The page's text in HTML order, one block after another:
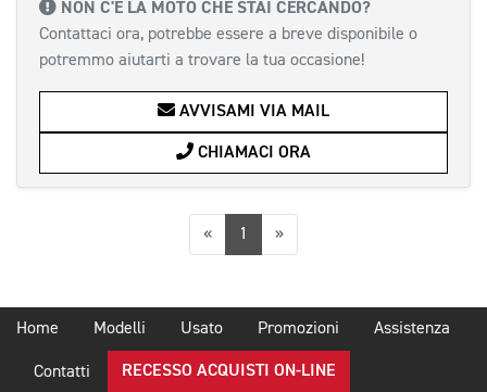
NON C'È LA MOTO CHE STAI CERCANDO?
Contattaci ora, potrebbe essere a breve disponibile o
potremmo aiutarti a trovare la tua occasione!
AVVISAMI VIA MAIL
CHIAMACI ORA
«Precedente
1 »Successiva
Home Modelli Usato Promozioni Assistenza
Contatti RECESSO ACQUISTI ON-LINE